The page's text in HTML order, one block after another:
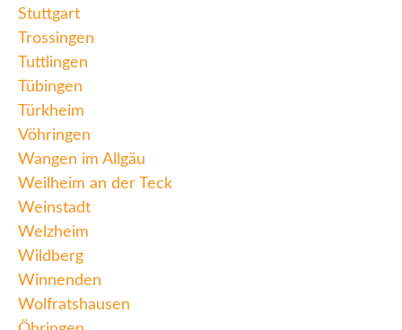
Stuttgart
Trossingen
Tuttlingen
Tübingen
Türkheim
Vöhringen
Wangen im Allgäu
Weilheim an der Teck
Weinstadt
Welzheim
Wildberg
Winnenden
Wolfratshausen